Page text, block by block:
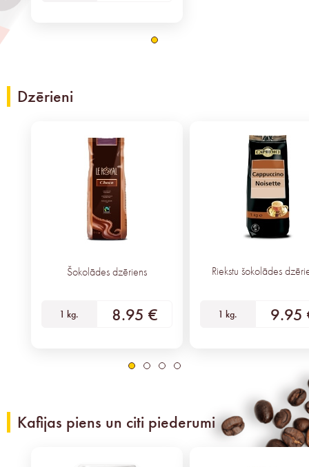
Dzērieni
Šokolādes dzēriens
1 kg. 8.95 €
Riekstu šokolādes
1 kg. 9.95
Kafijas piens un citi piederumi